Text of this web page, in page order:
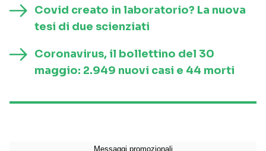
Covid creato in laboratorio? La nuova
tesi di due scienziati
Coronavirus, il bollettino del 30
maggio: 2.949 nuovi casi e 44 morti